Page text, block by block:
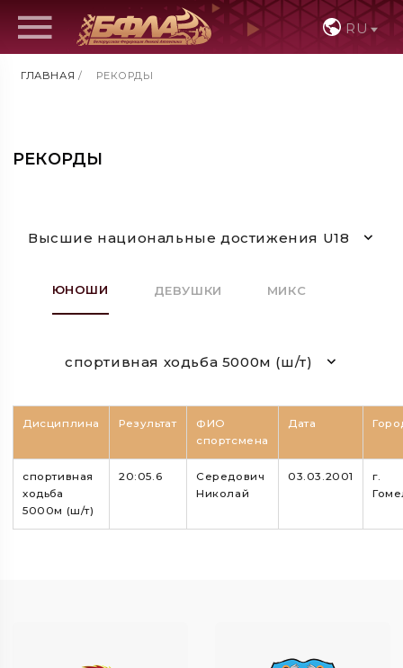
RU
ГЛАВНАЯ / РЕКОРДЫ
РЕКОРДЫ
Высшие национальные достижения U18
ЮНОШИ ДЕВУШКИ МИКС
спортивная ходьба 5000м (ш/т)
Дисциплина Результат
ФИО
спортсмена
Дата
спортивная
ходьба
5000м (ш/т)
20:05.6
Середович
Николай
03.03.2001
г.